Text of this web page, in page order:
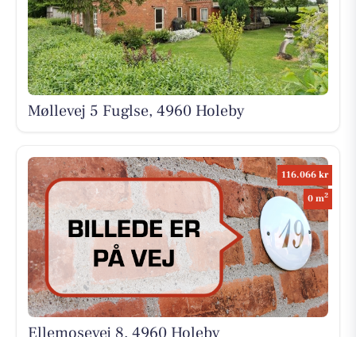
Møllevej 5 Fuglse, 4960 Holeby
116.066 kr
0 m2